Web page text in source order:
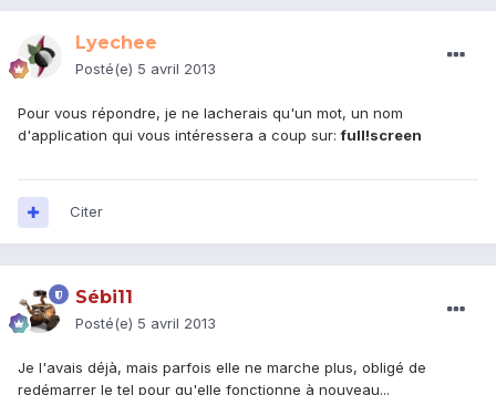
Lyechee
Posté(e) 5 avril 2013
Pour vous répondre, je ne lacherais qu'un mot, un nom
d'application qui vous intéressera a coup sur:full!screen
Citer
Sébi11
Posté(e) 5 avril 2013
Je l'avais déjà, mais parfois elle ne marche plus, obligé de
redémarrer le tel pour qu'elle fonctionne à nouveau...